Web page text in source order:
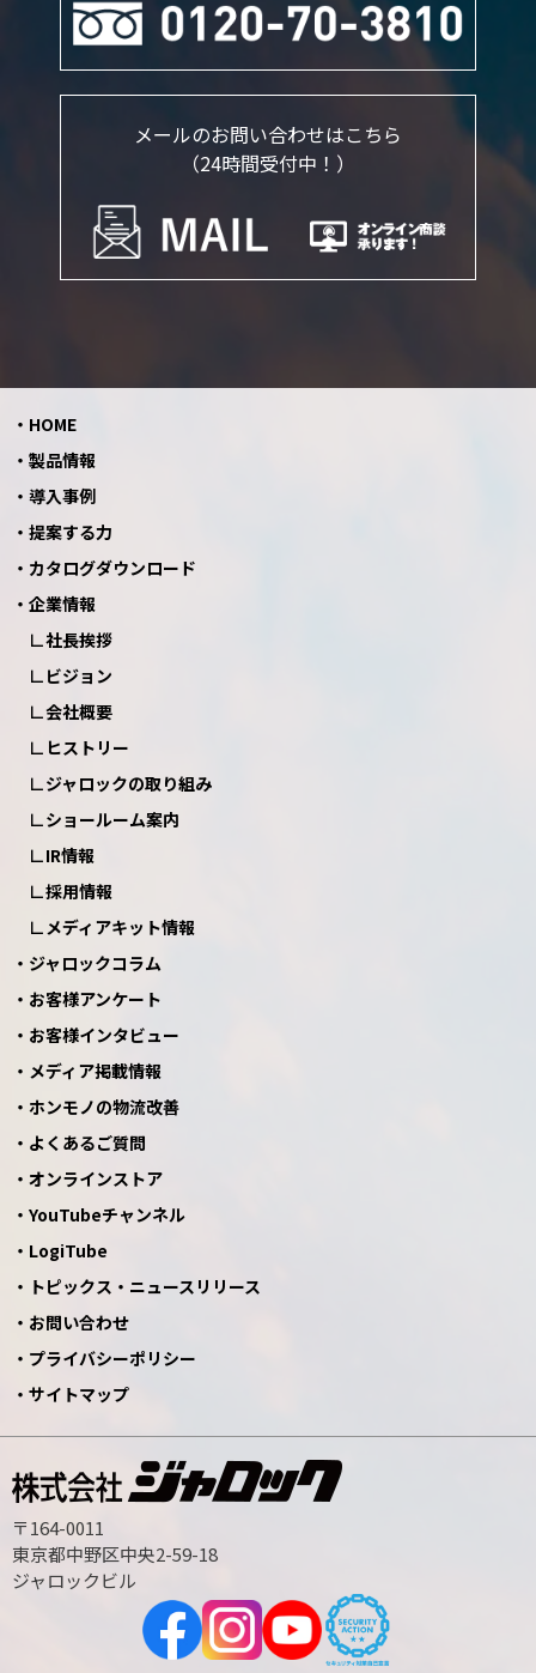
メールのお問い合わせはこちら
（24時間受付中！）
HOME
製品情報
導入事例
提案する力
カタログダウンロード
企業情報
社長挨拶
ビジョン
会社概要
ヒストリー
ジャロックの取り組み
ショールーム案内
IR情報
採用情報
メディアキット情報
ジャロックコラム
お客様アンケート
お客様インタビュー
メディア掲載情報
ホンモノの物流改善
よくあるご質問
オンラインストア
YouTubeチャンネル
LogiTube
トピックス・ニュースリリース
お問い合わせ
プライバシーポリシー
サイトマップ
〒164-0011
東京都中野区中央2-59-18
ジャロックビル